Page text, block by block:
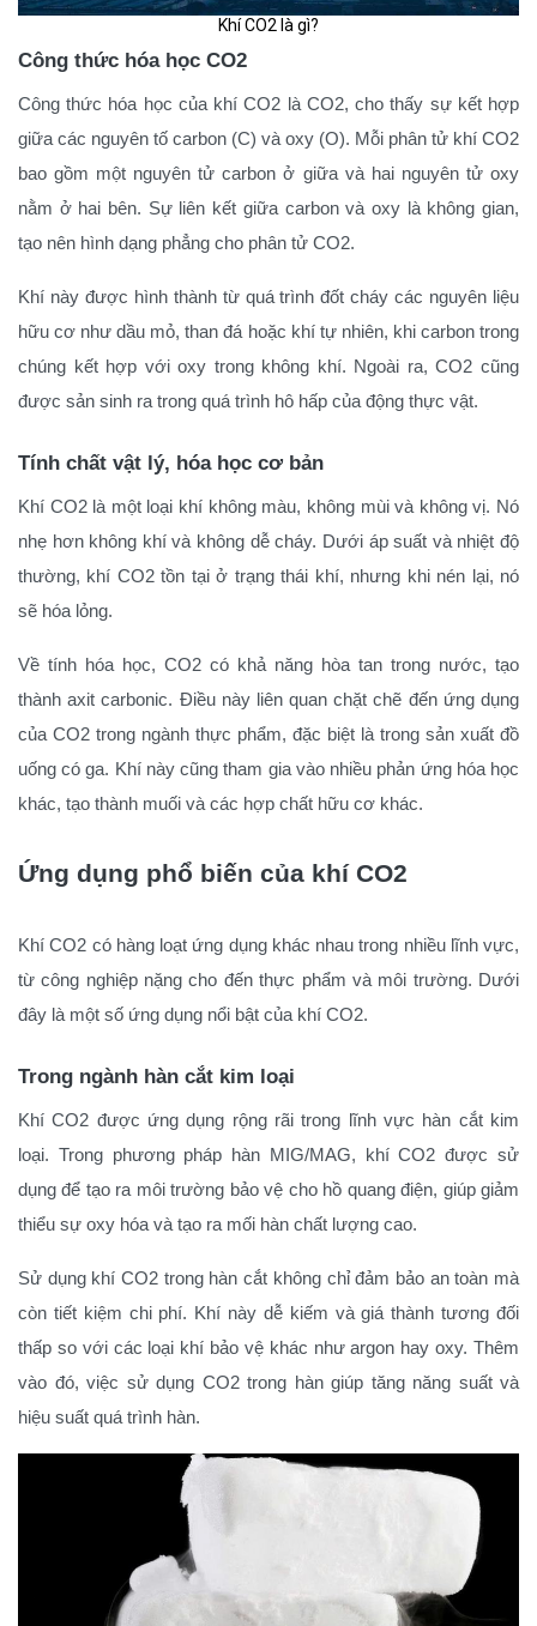
Khí CO2 là gì?
Công thức hóa học CO2
Công thức hóa học của khí CO2 là CO2, cho thấy sự kết hợp
giữa các nguyên tố carbon (C) và oxy (O). Mỗi phân tử khí CO2
bao gồm một nguyên tử carbon ở giữa và hai nguyên tử oxy
nằm ở hai bên. Sự liên kết giữa carbon và oxy là không gian,
tạo nên hình dạng phẳng cho phân tử CO2.
Khí này được hình thành từ quá trình đốt cháy các nguyên liệu
hữu cơ như dầu mỏ, than đá hoặc khí tự nhiên, khi carbon trong
chúng kết hợp với oxy trong không khí. Ngoài ra, CO2 cũng
được sản sinh ra trong quá trình hô hấp của động thực vật.
Tính chất vật lý, hóa học cơ bản
Khí CO2 là một loại khí không màu, không mùi và không vị. Nó
nhẹ hơn không khí và không dễ cháy. Dưới áp suất và nhiệt độ
thường, khí CO2 tồn tại ở trạng thái khí, nhưng khi nén lại, nó
sẽ hóa lỏng.
Về tính hóa học, CO2 có khả năng hòa tan trong nước, tạo
thành axit carbonic. Điều này liên quan chặt chẽ đến ứng dụng
của CO2 trong ngành thực phẩm, đặc biệt là trong sản xuất đồ
uống có ga. Khí này cũng tham gia vào nhiều phản ứng hóa học
khác, tạo thành muối và các hợp chất hữu cơ khác.
Ứng dụng phổ biến của khí CO2
Khí CO2 có hàng loạt ứng dụng khác nhau trong nhiều lĩnh vực,
từ công nghiệp nặng cho đến thực phẩm và môi trường. Dưới
đây là một số ứng dụng nổi bật của khí CO2.
Trong ngành hàn cắt kim loại
Khí CO2 được ứng dụng rộng rãi trong lĩnh vực hàn cắt kim
loại. Trong phương pháp hàn MIG/MAG, khí CO2 được sử
dụng để tạo ra môi trường bảo vệ cho hồ quang điện, giúp giảm
thiểu sự oxy hóa và tạo ra mối hàn chất lượng cao.
Sử dụng khí CO2 trong hàn cắt không chỉ đảm bảo an toàn mà
còn tiết kiệm chi phí. Khí này dễ kiếm và giá thành tương đối
thấp so với các loại khí bảo vệ khác như argon hay oxy. Thêm
vào đó, việc sử dụng CO2 trong hàn giúp tăng năng suất và
hiệu suất quá trình hàn.